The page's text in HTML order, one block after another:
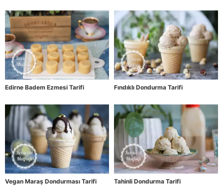
Edirne Badem Ezmesi Tarifi Fındıklı Dondurma Tarifi
Vegan Maraş Dondurması Tarifi Tahinli Dondurma Tarifi